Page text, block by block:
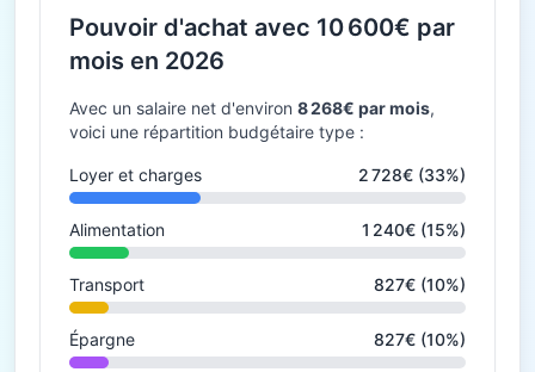
Pouvoir d'achat avec 10 600€ par
mois en 2026
Avec un salaire net d'environ 8 268€ par mois,
voici une répartition budgétaire type :
Loyer et charges 2 728€ (33%)
Alimentation 1 240€ (15%)
Transport 827€ (10%)
Épargne 827€ (10%)